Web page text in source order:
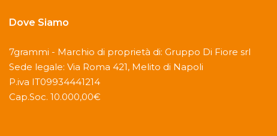
Dove Siamo
7grammi - Marchio di proprietà di: Gruppo Di Fiore srl
Sede legale: Via Roma 421, Melito di Napoli
P.iva IT09934441214
Cap.Soc. 10.000,00€